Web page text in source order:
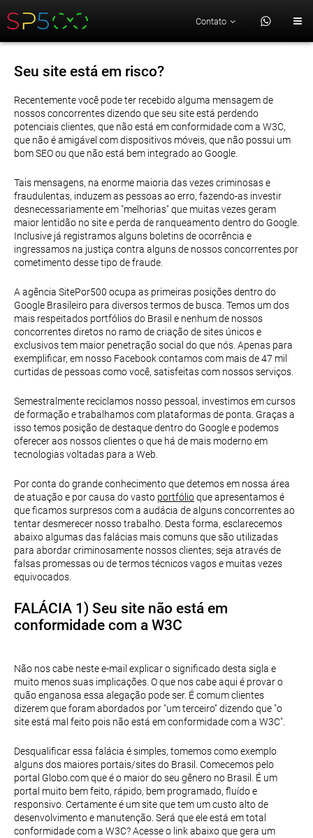
Contato
Seu site está em risco?
Recentemente você pode ter recebido alguma mensagem de
nossos concorrentes dizendo que seu site está perdendo
potenciais clientes, que não está em conformidade com a W3C,
que não é amigável com dispositivos móveis, que não possui um
bom SEO ou que não está bem integrado ao Google.
Tais mensagens, na enorme maioria das vezes criminosas e
fraudulentas, induzem as pessoas ao erro, fazendo-as investir
desnecessariamente em "melhorias" que muitas vezes geram
maior lentidão no site e perda de ranqueamento dentro do Google.
Inclusive já registramos alguns boletins de ocorrência e
ingressamos na justiça contra alguns de nossos concorrentes por
cometimento desse tipo de fraude.
A agência SitePor500 ocupa as primeiras posições dentro do
Google Brasileiro para diversos termos de busca. Temos um dos
mais respeitados portfólios do Brasil e nenhum de nossos
concorrentes diretos no ramo de criação de sites únicos e
exclusivos tem maior penetração social do que nós. Apenas para
exemplificar, em nosso Facebook contamos com mais de 47 mil
curtidas de pessoas como você, satisfeitas com nossos serviços.
Semestralmente reciclamos nosso pessoal, investimos em cursos
de formação e trabalhamos com plataformas de ponta. Graças a
isso temos posição de destaque dentro do Google e podemos
oferecer aos nossos clientes o que há de mais moderno em
tecnologias voltadas para a Web.
Por conta do grande conhecimento que detemos em nossa área
de atuação e por causa do vasto portfólioque apresentamos é
que ficamos surpresos com a audácia de alguns concorrentes ao
tentar desmerecer nosso trabalho. Desta forma, esclarecemos
abaixo algumas das falácias mais comuns que são utilizadas
para abordar criminosamente nossos clientes; seja através de
falsas promessas ou de termos técnicos vagos e muitas vezes
equivocados.
FALÁCIA 1) Seu site não está em
conformidade com a W3C
Não nos cabe neste e-mail explicar o significado desta sigla e
muito menos suas implicações. O que nos cabe aqui é provar o
quão enganosa essa alegação pode ser. É comum clientes
dizerem que foram abordados por "um terceiro" dizendo que "o
site está mal feito pois não está em conformidade com a W3C".
Desqualificar essa falácia é simples, tomemos como exemplo
alguns dos maiores portais/sites do Brasil. Comecemos pelo
portal Globo.com que é o maior do seu gênero no Brasil. É um
portal muito bem feito, rápido, bem programado, fluído e
responsivo. Certamente é um site que tem um custo alto de
desenvolvimento e manutenção. Será que ele está em total
conformidade com a W3C? Acesse o link abaixo que gera um